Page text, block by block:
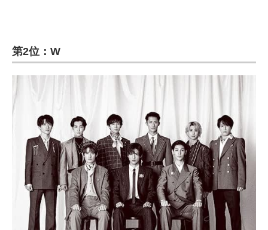
第2位：W